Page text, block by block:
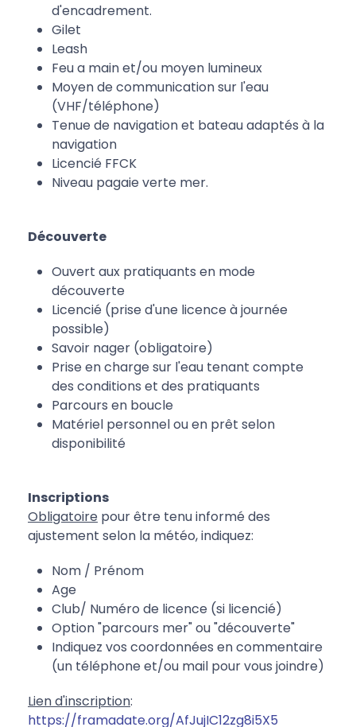
d'encadrement.
Gilet
Leash
Feu a main et/ou moyen lumineux
Moyen de communication sur l'eau
(VHF/téléphone)
Tenue de navigation et bateau adaptés à la
navigation
Licencié FFCK
Niveau pagaie verte mer.
Découverte
Ouvert aux pratiquants en mode
découverte
Licencié (prise d'une licence à journée
possible)
Savoir nager (obligatoire)
Prise en charge sur l'eau tenant compte
des conditions et des pratiquants
Parcours en boucle
Matériel personnel ou en prêt selon
disponibilité
Inscriptions
Obligatoire pour être tenu informé des
ajustement selon la météo, indiquez:
Nom / Prénom
Age
Club/ Numéro de licence (si licencié)
Option "parcours mer" ou "découverte"
Indiquez vos coordonnées en commentaire
(un téléphone et/ou mail pour vous joindre)
Lien d'inscription:
https://framadate.org/AfJujIC12zg8i5X5